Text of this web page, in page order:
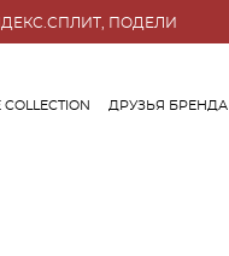
ПОДЕЛИ
ДРУЗЬЯ БРЕНДА